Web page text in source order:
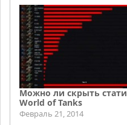
Можно ли скрыть
World of Tanks
Февраль 21, 2014